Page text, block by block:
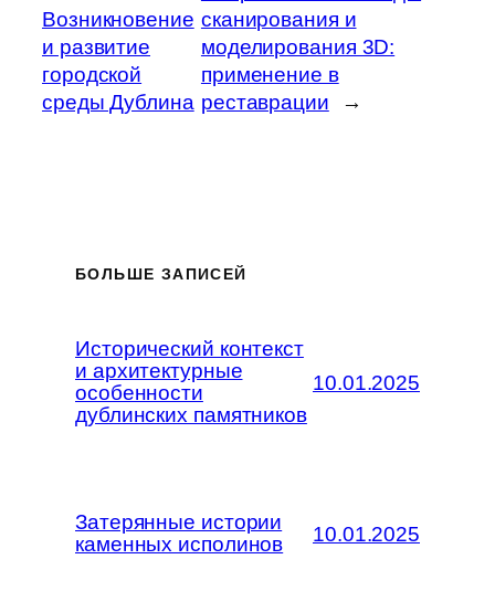
Возникновение
и развитие
городской
среды Дублина
сканирования и
моделирования 3D:
применение в
реставрации
→
БОЛЬШЕ ЗАПИСЕЙ
Исторический контекст
и архитектурные
особенности
дублинских памятников
10.01.2025
Затерянные истории
каменных исполинов
10.01.2025